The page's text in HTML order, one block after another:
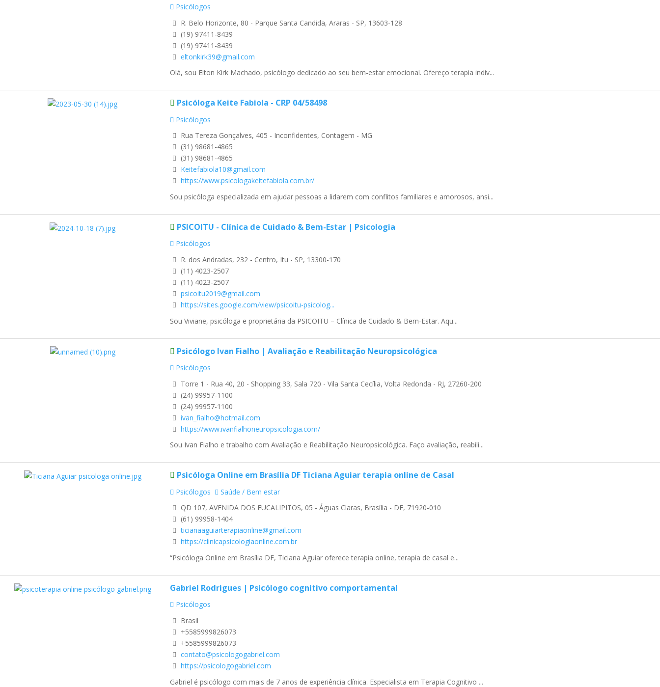
Psicólogos
R. Belo Horizonte, 80 - Parque Santa Candida, Araras - SP, 13603-128
(19) 97411-8439
(19) 97411-8439
eltonkirk39@gmail.com
Olá, sou Elton Kirk Machado, psicólogo dedicado ao seu bem-estar emocional. Ofereço terapia indiv...
Psicóloga Keite Fabiola - CRP 04/58498
Psicólogos
Rua Tereza Gonçalves, 405 - Inconfidentes, Contagem - MG
(31) 98681-4865
(31) 98681-4865
Keitefabiola10@gmail.com
https://www.psicologakeitefabiola.com.br/
Sou psicóloga especializada em ajudar pessoas a lidarem com conflitos familiares e amorosos, ansi...
PSICOITU - Clínica de Cuidado & Bem-Estar | Psicologia
Psicólogos
R. dos Andradas, 232 - Centro, Itu - SP, 13300-170
(11) 4023-2507
(11) 4023-2507
psicoitu2019@gmail.com
https://sites.google.com/view/psicoitu-psicolog...
Sou Viviane, psicóloga e proprietária da PSICOITU – Clínica de Cuidado & Bem-Estar. Aqu...
Psicólogo Ivan Fialho | Avaliação e Reabilitação Neuropsicológica
Psicólogos
Torre 1 - Rua 40, 20 - Shopping 33, Sala 720 - Vila Santa Cecília, Volta Redonda - RJ, 27260-200
(24) 99957-1100
(24) 99957-1100
ivan_fialho@hotmail.com
https://www.ivanfialhoneuropsicologia.com/
Sou Ivan Fialho e trabalho com Avaliação e Reabilitação Neuropsicológica. Faço avaliação, reabili...
Psicóloga Online em Brasília DF Ticiana Aguiar terapia online de Casal
Psicólogos
Saúde / Bem estar
QD 107, AVENIDA DOS EUCALIPITOS, 05 - Águas Claras, Brasília - DF, 71920-010
(61) 99958-1404
ticianaaguiarterapiaonline@gmail.com
https://clinicapsicologiaonline.com.br
“Psicóloga Online em Brasília DF, Ticiana Aguiar oferece terapia online, terapia de casal e...
Gabriel Rodrigues | Psicólogo cognitivo comportamental
Psicólogos
Brasil
+5585999826073
+5585999826073
contato@psicologogabriel.com
https://psicologogabriel.com
Gabriel é psicólogo com mais de 7 anos de experiência clínica. Especialista em Terapia Cognitivo ...